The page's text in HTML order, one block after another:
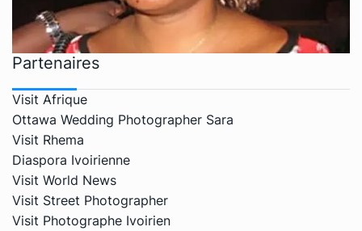
Partenaires
Visit Afrique
Ottawa Wedding Photographer Sara
Visit Rhema
Diaspora Ivoirienne
Visit World News
Visit Street Photographer
Visit Photographe Ivoirien